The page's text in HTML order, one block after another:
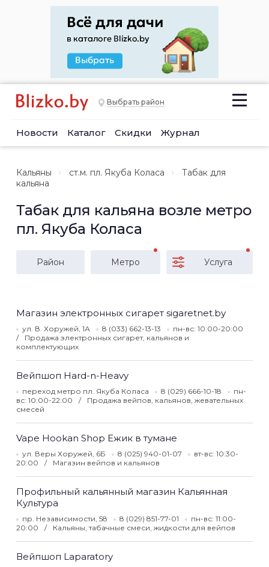
Выбрать район
Новости Каталог Скидки Журнал
Кальяны ст.м. пл. Якуба Коласа
Табак для
кальяна
Табак для кальяна возле метро
пл. Якуба Коласа
Район Метро Услуга
Магазин электронных сигарет sigaretnet.by
ул. В. Хоружей, 1А 8 (033) 662-13-13
пн-вс: 10:00-20:00
Продажа электронных сигарет, кальянов и
комплектующих
Вейпшоп Hard-n-Heavy
переход метро пл. Якуба Коласа 8 (029) 666-10-18
пн-
вс: 10:00-22:00
Продажа вейпов, кальянов, жевательных
смесей
Vape Hookan Shop Ежик в тумане
ул. Веры Хоружей, 6Б 8 (025) 940-01-07
вт-вс: 10:30-
20:00
Магазин вейпов и кальянов
Профильный кальянный магазин Кальянная
Культура
пр. Независимости, 58 8 (029) 851-77-01
пн-вс: 11:00-
20:00
Кальяны, табачные смеси, жидкости для вейпов
Вейпшоп Laparatory